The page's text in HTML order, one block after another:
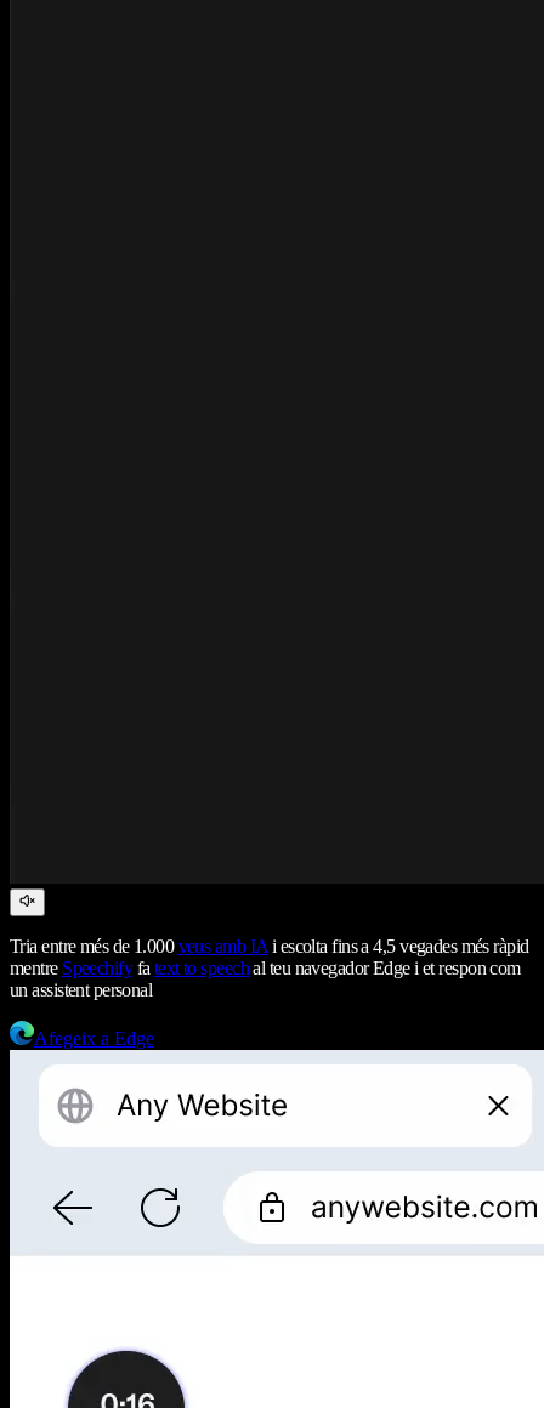
Tria entre més de 1.000veus amb IA i escolta fins a 4,5 vegades més ràpid
mentre Speechifyfa text to speechal teu navegador Edge i et respon com
un assistent personal
Afegeix a Edge